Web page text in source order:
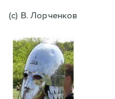
(с) В. Лорченков